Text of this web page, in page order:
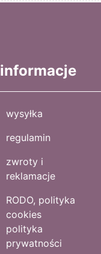
informacje
wysyłka
regulamin
zwroty i
reklamacje
RODO, polityka
cookies
polityka
prywatności